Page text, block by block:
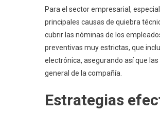
Para el sector empresarial,
principales causas de quiebra
cubrir las nóminas de los
preventivas muy estrictas, que
electrónica, asegurando así que
general de la compañía.
Estrategias